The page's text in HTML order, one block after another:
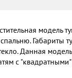
модель
Габариты
Данная
с